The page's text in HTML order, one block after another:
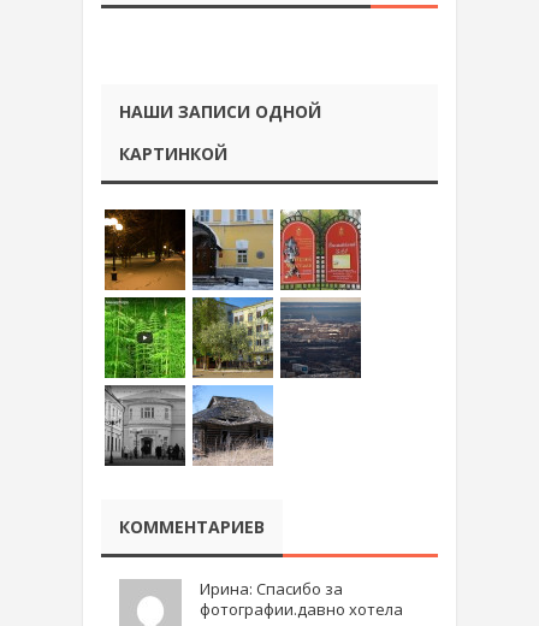
НАШИ ЗАПИСИ ОДНОЙ
КАРТИНКОЙ
КОММЕНТАРИЕВ
Ирина: Спасибо за
фотографии.давно хотела